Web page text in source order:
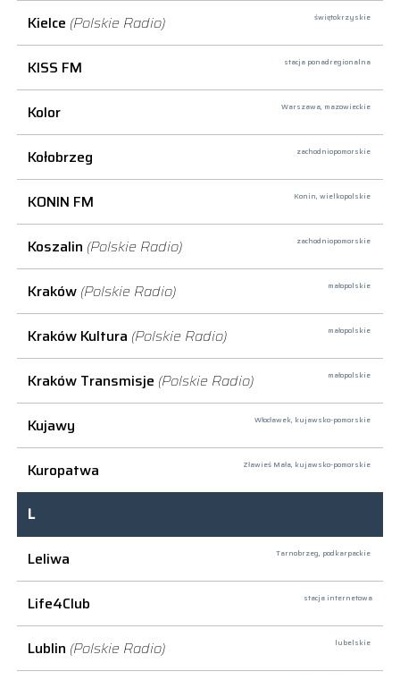
Kielce (Polskie Radio) świętokrzyskie
KISS FM stacja ponadregionalna
Kolor Warszawa, mazowieckie
Kołobrzeg zachodniopomorskie
KONIN FM Konin, wielkopolskie
Koszalin (Polskie Radio) zachodniopomorskie
Kraków (Polskie Radio) małopolskie
Kraków Kultura (Polskie Radio) małopolskie
Kraków Transmisje (Polskie Radio) małopolskie
Kujawy Włocławek, kujawsko-pomorskie
Kuropatwa Zławieś Mała, kujawsko-pomorskie
L
Leliwa
Tarnobrzeg, podkarpackie
Life4Club stacja internetowa
Lublin (Polskie Radio) lubelskie